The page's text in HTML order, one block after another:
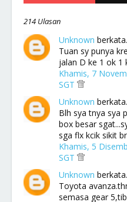
214 Ulasan
Unknown
Tuan sy punya
jalan D ke 1 ok 1
Khamis, 7
SGT
Unknown
Blh sya tnya sya
box besar
sga flx kcik sikit
Khamis, 5
SGT
Unknown
Toyota
semasa gear